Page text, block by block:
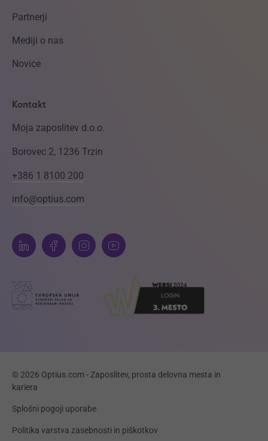
Partnerji
Mediji o nas
Novice
Kontakt
Moja zaposlitev d.o.o.
Borovec 2, 1236 Trzin
+386 1 8100 200
info@optius.com
© 2026 Optius.com - Zaposlitev, prosta delovna mesta in
kariera
Splošni pogoji uporabe
Politika varstva zasebnosti in piškotkov